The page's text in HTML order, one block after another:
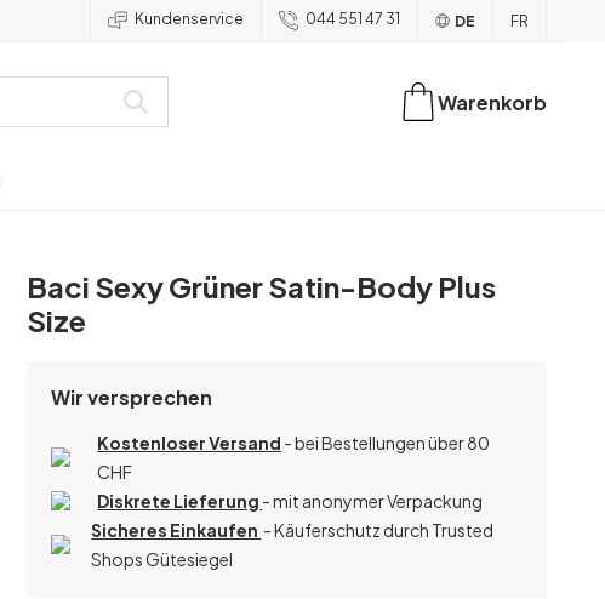
Kundenservice 044 551 47 31 DE FR
Warenkorb
Baci Sexy Grüner Satin-Body Plus
Size
Wir versprechen
Kostenloser Versand - bei Bestellungen über 80
CHF
Diskrete Lieferung - mit anonymer Verpackung
Sicheres Einkaufen - Käuferschutz durch Trusted
Shops Gütesiegel